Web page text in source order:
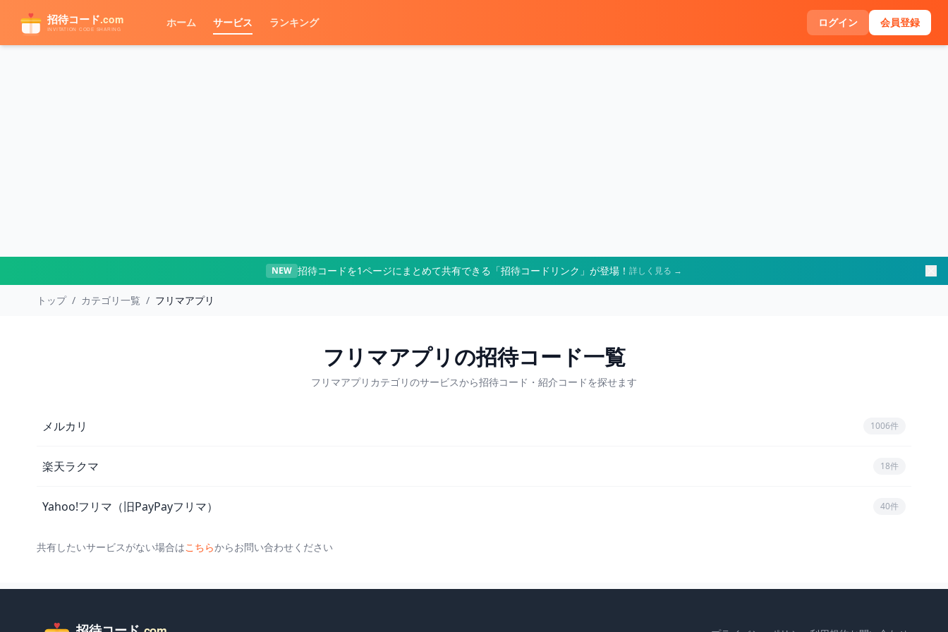
ホーム サービス ランキング ログイン 会員登録
NEW 招待コードを1ページにまとめて共有できる「招待コードリンク」が登場！ 詳しく見る →
トップ / カテゴリ一覧 / フリマアプリ
フリマアプリの招待コード一覧
フリマアプリカテゴリのサービスから招待コード・紹介コードを探せます
メルカリ
1006件
楽天ラクマ 18件
Yahoo!フリマ（旧PayPayフリマ） 40件
共有したいサービスがない場合はこちらからお問い合わせください